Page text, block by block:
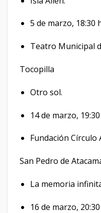
5 de marzo, 18:30
Teatro Municipal
Tocopilla
Otro sol.
14 de marzo,
Fundación Círculo
San Pedro de
La memoria
16 de marzo,